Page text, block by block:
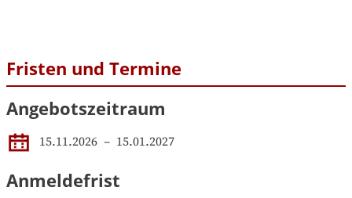
Fristen und Termine
Angebotszeitraum
15.11.2026 – 15.01.2027
Anmeldefrist